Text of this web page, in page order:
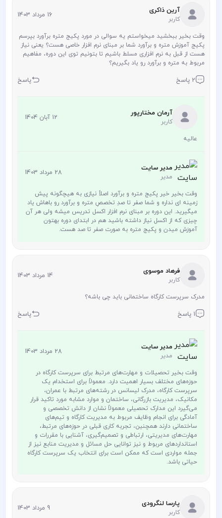
آرین ذاکری
کاربر 16 مرداد 1403
وقت بخیر ببخشید میخواستم یه سوالی در مورد پکیج متره برآورد بپرسم
پکیج آموزش متره و برآورد شما بر مبنای نرم افزار خاصی هست؟ یعنی نیاز
هست از قبل به نرم افزاری مسلط باشیم تا بتونیم توی این دوره، مفاهیم
مربوط به متره و برآورد رو یاد بگیریم؟
2 پاسخ پاسخ
آرمان مختارپور
کاربر 12 آبان 1404
عالیه
مدیر سایت
مدیر 28 مرداد 1403
وقت بخیر خیر پکیج متره و برآورد اصلاً نیازی به هیچگونه پیش
زمینه ای نداره و شما صفر تا صدِ تخصصِ متره و برآورد رو باهاش یاد
میگیرید. این دوره بر مبنای نرم افزار اکسل تدریس میشه ولی هر آن
چیزی که از اکسل نیاز داشته باشید هم در ابتدای دوره بهتون
آموزش میدن و پکیج متره به صورت صفر تا صد هست.
فرهاد موسوی
کاربر 14 مرداد 1403
مدرک سرپرست کارگاه ساختمانی باید چی باشه؟
1 پاسخ پاسخ
مدیر سایت
مدیر 28 مرداد 1403
وقت بخیر تحصیلات و مهارت‌های مرتبط برای سرپرست کارگاه در
حوزه‌های مختلف بسیار اهمیت دارد. معمولاً برای استخدام یک
سرپرست کارگاه، مدرک لیسانس در رشته‌های مرتبط با عمران،
مکانیک، مدیریت بازرگانی، ساختمان و موارد مشابه مورد تاکید قرار
می‌گیرد این مدارک تحصیلی معمولاً نشان از دانش تخصصی و
آمادگی برای انجام وظایف مربوط به مدیریت کارگاه و تیم‌های
ساختمانی دارند همچنین، تجربه کاری قبلی در حوزه‌های مرتبط،
مهارت‌های مدیریتی، ارتباطی و تصمیم‌گیری، آشنایی با مقررات و
استانداردهای مربوط و نیز توانایی حل مسائل و مدیریت منابع نیز از
جمله مواردی است که ممکن است برای انتخاب یک سرپرست کارگاه
حیاتی باشد.
پارسا لنگرودی
کاربر 9 مرداد 1403